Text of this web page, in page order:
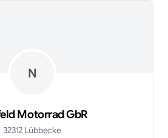
N
Motorrad GbR
32312 Lübbecke